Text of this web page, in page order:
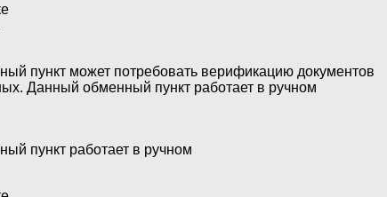
пункт может потребовать верификацию документов
Данный обменный пункт работает в ручном
пункт работает в ручном